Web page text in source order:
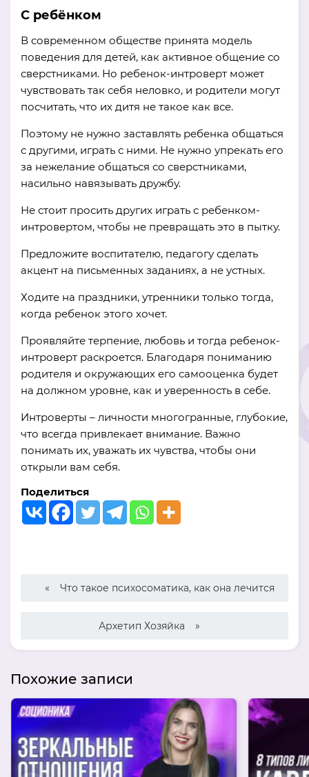
С ребёнком
В современном обществе принята модель
поведения для детей, как активное общение со
сверстниками. Но ребенок-интроверт может
чувствовать так себя неловко, и родители могут
посчитать, что их дитя не такое как все.
Поэтому не нужно заставлять ребенка общаться
с другими, играть с ними. Не нужно упрекать его
за нежелание общаться со сверстниками,
насильно навязывать дружбу.
Не стоит просить других играть с ребенком-
интровертом, чтобы не превращать это в пытку.
Предложите воспитателю, педагогу сделать
акцент на письменных заданиях, а не устных.
Ходите на праздники, утренники только тогда,
когда ребенок этого хочет.
Проявляйте терпение, любовь и тогда ребенок-
интроверт раскроется. Благодаря пониманию
родителя и окружающих его самооценка будет
на должном уровне, как и уверенность в себе.
Интроверты – личности многогранные, глубокие,
что всегда привлекает внимание. Важно
понимать их, уважать их чувства, чтобы они
открыли вам себя.
Поделиться
Что такое психосоматика, как она лечится
Архетип Хозяйка
Похожие записи